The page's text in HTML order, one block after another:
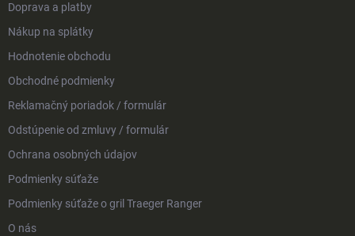
Doprava a platby
Nákup na splátky
Hodnotenie obchodu
Obchodné podmienky
Reklamačný poriadok / formulár
Odstúpenie od zmluvy / formulár
Ochrana osobných údajov
Podmienky súťaže
Podmienky súťaže o gril Traeger Ranger
O nás